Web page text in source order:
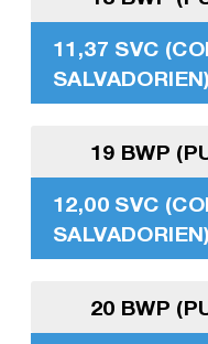
11,37 SVC
SALVADORIEN)
19 BWP
12,00 SVC
SALVADORIEN)
20 BWP